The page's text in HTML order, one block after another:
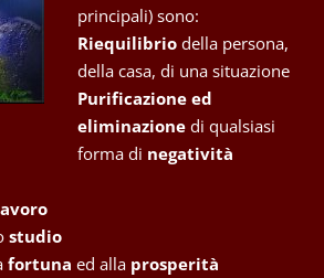
principali) sono:
Riequilibrio della persona,
della casa, di una situazione
Purificazione ed
eliminazione di qualsiasi
forma di negatività
studio
fortuna ed alla prosperità